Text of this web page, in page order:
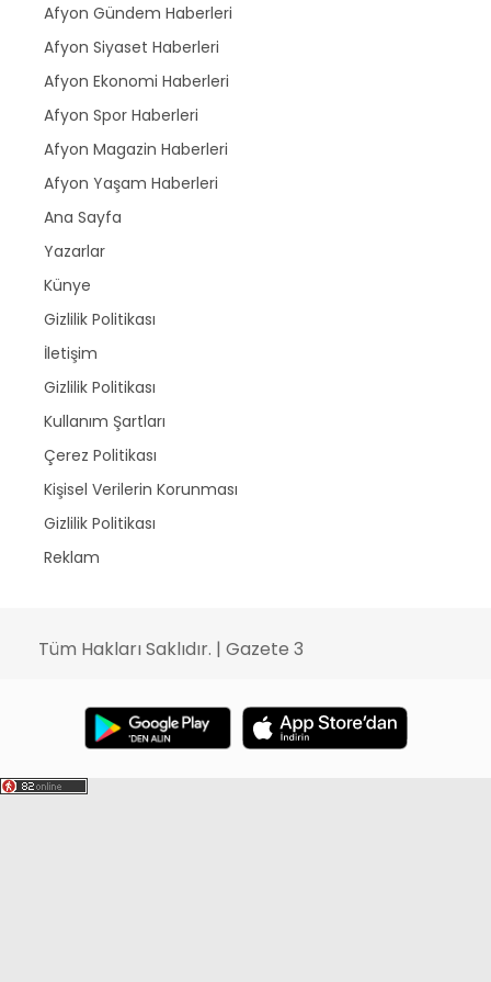
Afyon Gündem Haberleri
Afyon Siyaset Haberleri
Afyon Ekonomi Haberleri
Afyon Spor Haberleri
Afyon Magazin Haberleri
Afyon Yaşam Haberleri
Ana Sayfa
Yazarlar
Künye
Gizlilik Politikası
İletişim
Gizlilik Politikası
Kullanım Şartları
Çerez Politikası
Kişisel Verilerin Korunması
Gizlilik Politikası
Reklam
Tüm Hakları Saklıdır. | Gazete 3